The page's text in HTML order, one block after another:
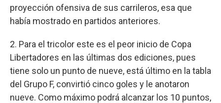
proyección ofensiva de sus carrileros, esa que
había mostrado en partidos anteriores.
2. Para el tricolor este es el peor inicio de Copa
Libertadores en las últimas dos ediciones, pues
tiene solo un punto de nueve, está último en la tabla
del Grupo F, convirtió cinco goles y le anotaron
nueve. Como máximo podrá alcanzar los 10 puntos,